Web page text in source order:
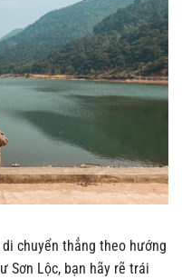
chuyển thẳng theo hướng
Sơn Lộc, bạn hãy rẽ trái